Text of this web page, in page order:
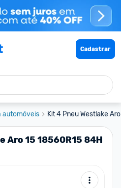
Cadastrar
automóveis Kit 4 Pneu Westlake
Aro 15 18560R15 84H